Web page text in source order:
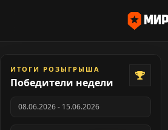
ИТОГИ РОЗЫГРЫША
Победители недели
08.06.2026 - 15.06.2026